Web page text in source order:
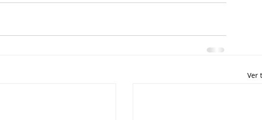
Ver